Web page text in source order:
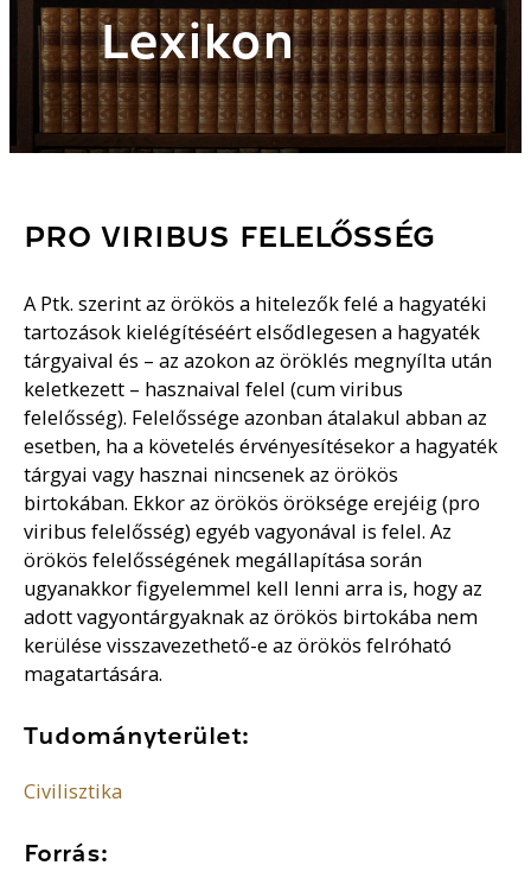
Lexikon
PRO VIRIBUS FELELŐSSÉG
A Ptk. szerint az örökös a hitelezők felé a hagyatéki
tartozások kielégítéséért elsődlegesen a hagyaték
tárgyaival és – az azokon az öröklés megnyílta után
keletkezett – hasznaival felel (cum viribus
felelősség). Felelőssége azonban átalakul abban az
esetben, ha a követelés érvényesítésekor a hagyaték
tárgyai vagy hasznai nincsenek az örökös
birtokában. Ekkor az örökös öröksége erejéig (pro
viribus felelősség) egyéb vagyonával is felel. Az
örökös felelősségének megállapítása során
ugyanakkor figyelemmel kell lenni arra is, hogy az
adott vagyontárgyaknak az örökös birtokába nem
kerülése visszavezethető-e az örökös felróható
magatartására.
Tudományterület:
Civilisztika
Forrás: